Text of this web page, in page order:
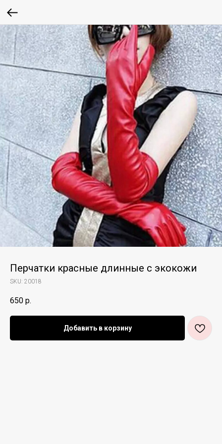
Перчатки красные длинные с экокожи
SKU: 20018
650 р.
Добавить в корзину